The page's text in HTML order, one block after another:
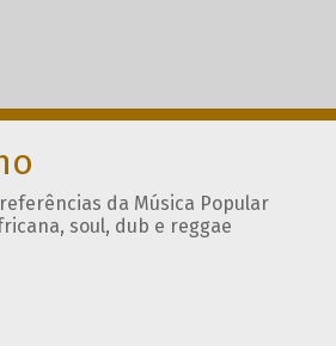
da Música Popular
soul, dub e reggae